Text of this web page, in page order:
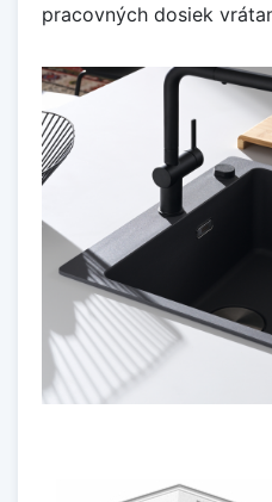
pracovných dosiek